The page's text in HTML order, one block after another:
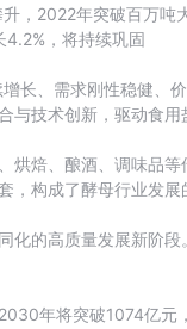
，2022年突破百万吨
，将持续巩固
长、需求刚性稳健、价
技术创新，驱动食用
烘焙、酿酒、调味品
，构成了酵母行业发展
化的高质量发展新阶
年将突破1074亿元